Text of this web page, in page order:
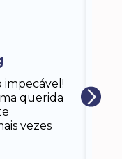
querida
vezes